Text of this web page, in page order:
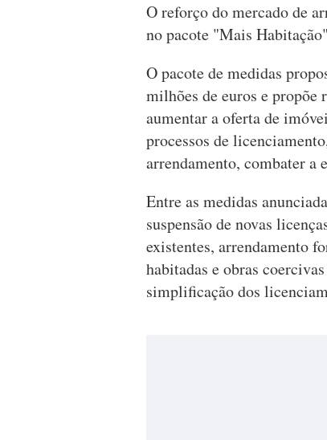
O reforço do mercado de
no pacote "Mais
O pacote de medidas
milhões de euros e propõe
aumentar a oferta de
processos de
arrendamento, combater a
Entre as medidas
suspensão de novas
existentes, arrendamento
habitadas e obras
simplificação dos